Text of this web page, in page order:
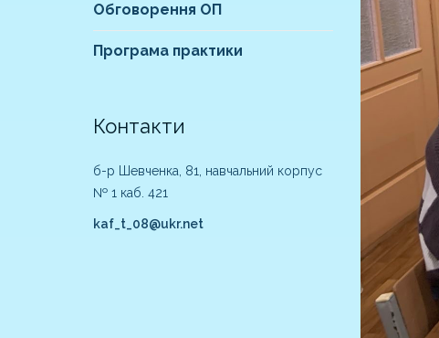
Обговорення ОП
Програма практики
Контакти
б-р Шевченка, 81, навчальний корпус
№ 1 каб. 421
kaf_t_08@ukr.net